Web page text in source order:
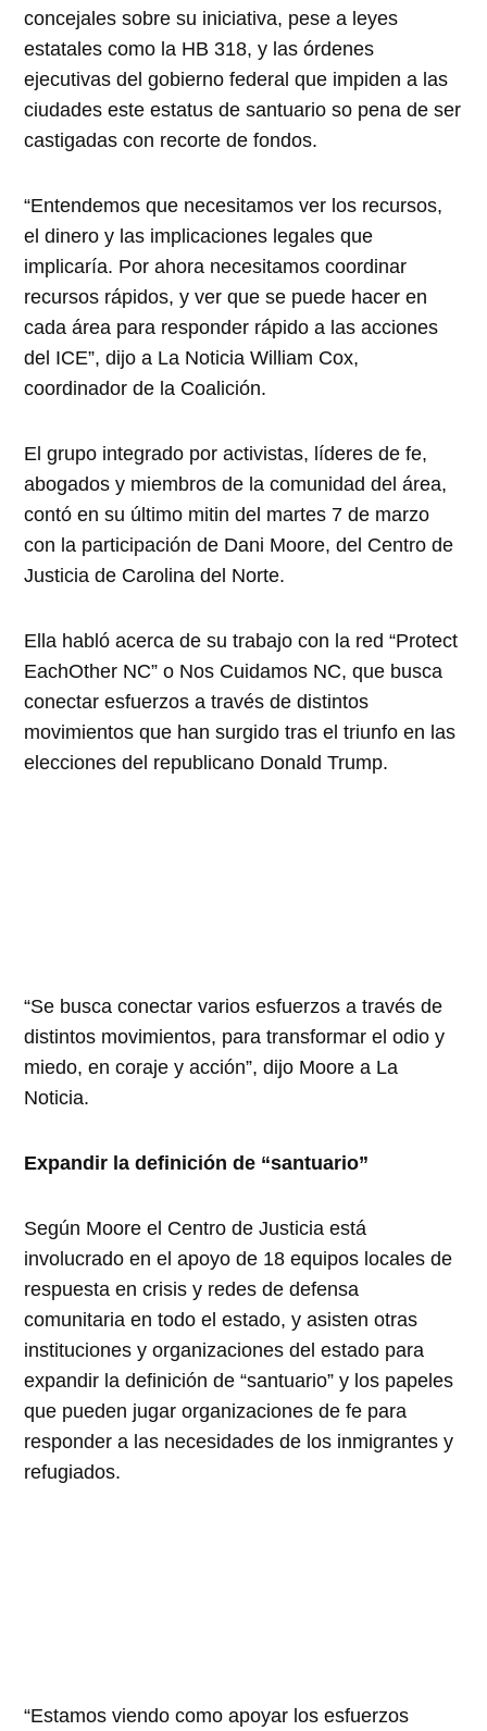
concejales sobre su iniciativa, pese a leyes
estatales como la HB 318, y las órdenes
ejecutivas del gobierno federal que impiden a las
ciudades este estatus de santuario so pena de ser
castigadas con recorte de fondos.
“Entendemos que necesitamos ver los recursos,
el dinero y las implicaciones legales que
implicaría. Por ahora necesitamos coordinar
recursos rápidos, y ver que se puede hacer en
cada área para responder rápido a las acciones
del ICE”, dijo a La Noticia William Cox,
coordinador de la Coalición.
El grupo integrado por activistas, líderes de fe,
abogados y miembros de la comunidad del área,
contó en su último mitin del martes 7 de marzo
con la participación de Dani Moore, del Centro de
Justicia de Carolina del Norte.
Ella habló acerca de su trabajo con la red “Protect
EachOther NC” o Nos Cuidamos NC, que busca
conectar esfuerzos a través de distintos
movimientos que han surgido tras el triunfo en las
elecciones del republicano Donald Trump.
“Se busca conectar varios esfuerzos a través de
distintos movimientos, para transformar el odio y
miedo, en coraje y acción”, dijo Moore a La
Noticia.
Expandir la definición de “santuario”
Según Moore el Centro de Justicia está
involucrado en el apoyo de 18 equipos locales de
respuesta en crisis y redes de defensa
comunitaria en todo el estado, y asisten otras
instituciones y organizaciones del estado para
expandir la definición de “santuario” y los papeles
que pueden jugar organizaciones de fe para
responder a las necesidades de los inmigrantes y
refugiados.
“Estamos viendo como apoyar los esfuerzos